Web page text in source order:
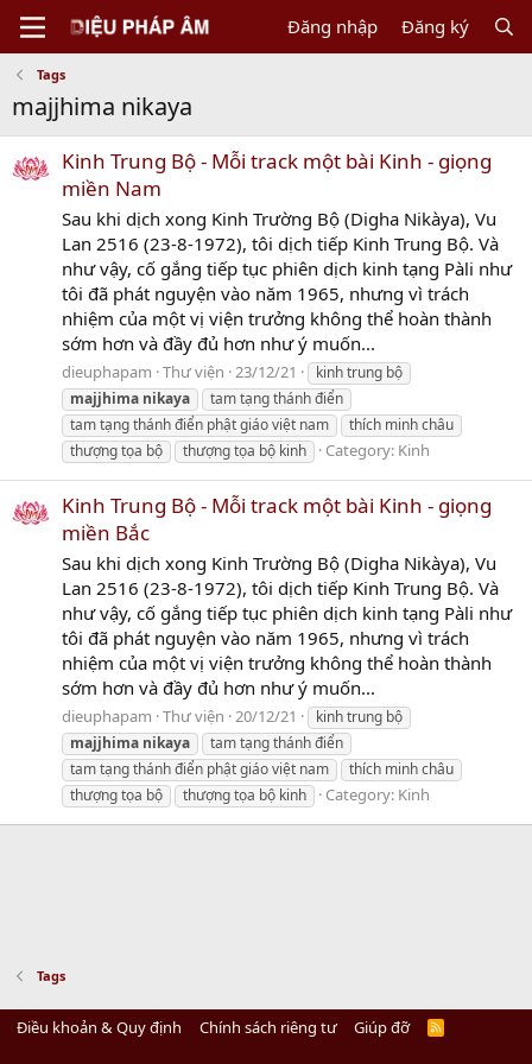
Đăng nhập Đăng ký
Tags
majjhima nikaya
Kinh Trung Bộ - Mỗi track một bài Kinh - giọng
miền Nam
Sau khi dịch xong Kinh Trường Bộ (Digha Nikàya), Vu
Lan 2516 (23-8-1972), tôi dịch tiếp Kinh Trung Bộ. Và
như vậy, cố gắng tiếp tục phiên dịch kinh tạng Pàli như
tôi đã phát nguyện vào năm 1965, nhưng vì trách
nhiệm của một vị viện trưởng không thể hoàn thành
sớm hơn và đầy đủ hơn như ý muốn...
dieuphapam Thư viện 23/12/21
kinh trung bộ
majjhima nikaya
tam tạng thánh điển
tam tạng thánh điển phật giáo việt nam
thích minh châu
thượng tọa bộ
thượng tọa bộ kinh Category: Kinh
Kinh Trung Bộ - Mỗi track một bài Kinh - giọng
miền Bắc
Sau khi dịch xong Kinh Trường Bộ (Digha Nikàya), Vu
Lan 2516 (23-8-1972), tôi dịch tiếp Kinh Trung Bộ. Và
như vậy, cố gắng tiếp tục phiên dịch kinh tạng Pàli như
tôi đã phát nguyện vào năm 1965, nhưng vì trách
nhiệm của một vị viện trưởng không thể hoàn thành
sớm hơn và đầy đủ hơn như ý muốn...
dieuphapam Thư viện 20/12/21
kinh trung bộ
majjhima nikaya
tam tạng thánh điển
tam tạng thánh điển phật giáo việt nam
thích minh châu
thượng tọa bộ
thượng tọa bộ kinh Category: Kinh
Tags
Điều khoản & Quy định Chính sách riêng tư Giúp đỡ
R